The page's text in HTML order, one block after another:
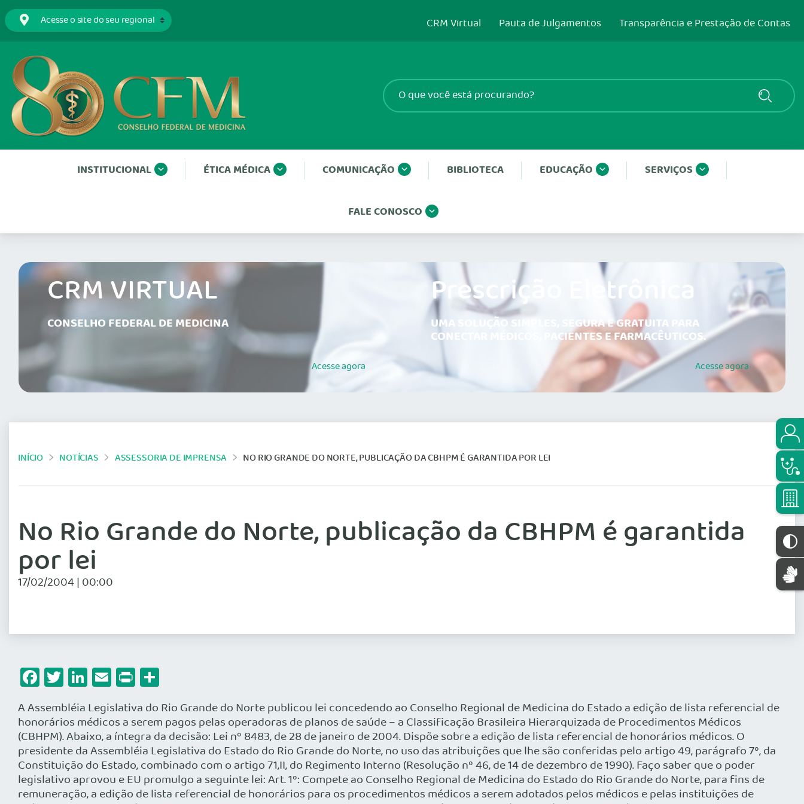
CRM Virtual Pauta de Julgamentos Transparência e Prestação de Contas
INSTITUCIONAL ÉTICA MÉDICA COMUNICAÇÃO BIBLIOTECA EDUCAÇÃO SERVIÇOS
FALE CONOSCO
CRM VIRTUAL
CONSELHO FEDERAL DE MEDICINA
Acesseagora
Prescrição Eletrônica
UMA SOLUÇÃO SIMPLES, SEGURA E GRATUITA PARA
CONECTAR MÉDICOS, PACIENTES E FARMACÊUTICOS.
Acesseagora
INÍCIO NOTÍCIAS ASSESSORIA DE IMPRENSA NO RIO GRANDE DO NORTE, PUBLICAÇÃO DA CBHPM É GARANTIDA POR LEI
No Rio Grande do Norte, publicação da CBHPM é garantida
por lei
17/02/2004 | 00:00
Facebook
Twitter
LinkedIn
Email
Print
A Assembléia Legislativa do Rio Grande do Norte publicou lei concedendo ao Conselho Regional de Medicina do Estado a edição de lista referencial de
honorários médicos a serem pagos pelas operadoras de planos de saúde – a Classificação Brasileira Hierarquizada de Procedimentos Médicos
(CBHPM). Abaixo, a íntegra da decisão: Lei nº 8483, de 28 de janeiro de 2004. Dispõe sobre a edição de lista referencial de honorários médicos. O
presidente da Assembléia Legislativa do Estado do Rio Grande do Norte, no uso das atribuições que lhe são conferidas pelo artigo 49, parágrafo 7º, da
Constituição do Estado, combinado com o artigo 71,II, do Regimento Interno (Resolução nº 46, de 14 de dezembro de 1990). Faço saber que o poder
legislativo aprovou e EU promulgo a seguinte lei: Art. 1º: Compete ao Conselho Regional de Medicina do Estado do Rio Grande do Norte, para fins de
remuneração, a edição de lista referencial de honorários para os procedimentos médicos a serem adotados pelos médicos e pelas instituições de